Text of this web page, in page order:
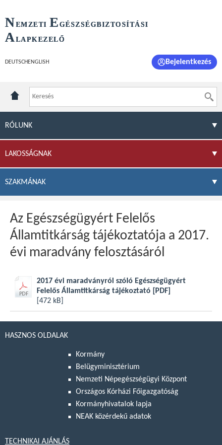
NEMZETI E GÉSZSÉGBIZTOSÍTÁSI
ALAPKEZELŐ
DEUTSCH ENGLISH Bejelentkezés
RÓLUNK
LAKOSSÁGNAK
SZAKMÁNAK
Az Egészségügyért Felelős
Államtitkárság tájékoztatója a 2017.
évi maradvány felosztásáról
2017 évi maradványról szóló Egészségügyért
Felelős Államtitkárság tájékoztató
[PDF]
[472 kB]
HASZNOS OLDALAK
Kormány
Belügyminisztérium
Nemzeti Népegészségügyi Központ
Országos Kórházi Főigazgatóság
Kormányhivatalok lapja
NEAK közérdekű adatok
TECHNIKAI AJÁNLÁS